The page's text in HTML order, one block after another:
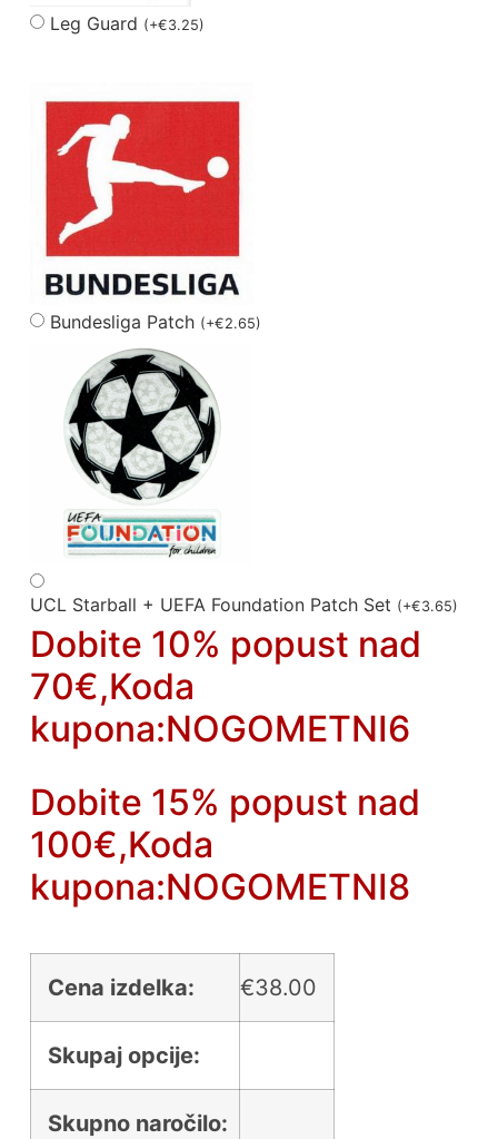
Leg Guard (+€3.25)
Bundesliga Patch (+€2.65)
UCL Starball + UEFA Foundation Patch Set (+€3.65)
Dobite 10% popust nad
70€,Koda
kupona:NOGOMETNI6
Dobite 15% popust nad
100€,Koda
kupona:NOGOMETNI8
Cena izdelka: €38.00
Skupaj opcije:
Skupno naročilo: